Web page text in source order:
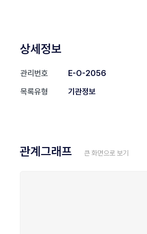
상세정보
관리번호
E-O-2056
목록유형
기관정보
관계그래프 큰 화면으로 보기